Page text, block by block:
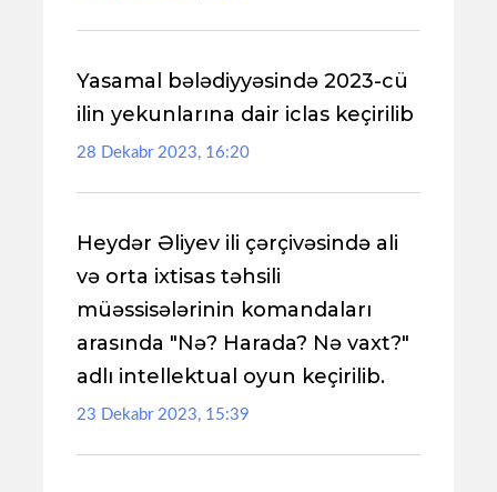
Yasamal bələdiyyəsində 2023-cü
ilin yekunlarına dair iclas keçirilib
28 Dekabr 2023, 16:20
Heydər Əliyev ili çərçivəsində ali
və orta ixtisas təhsili
müəssisələrinin komandaları
arasında "Nə? Harada? Nə vaxt?"
adlı intellektual oyun keçirilib.
23 Dekabr 2023, 15:39